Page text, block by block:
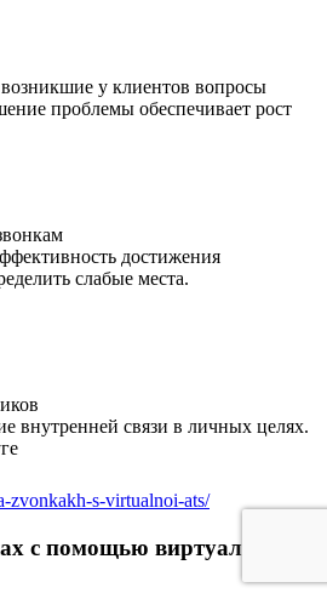
у клиентов вопросы
проблемы обеспечивает рост
достижения
слабые места.
внутренней связи в личных целях.
zvonkakh-s-virtualnoi-ats/
с помощью виртуальной